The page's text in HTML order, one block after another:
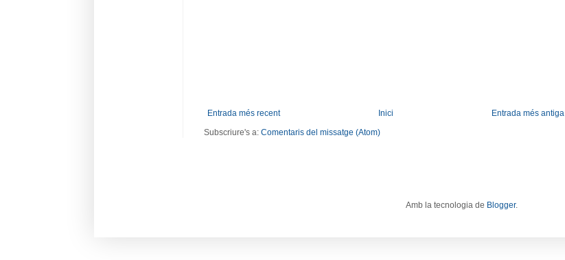
Entrada més recent Entrada més antiga
Inici
Subscriure's a: Comentaris del missatge (Atom)
Amb la tecnologia de Blogger.